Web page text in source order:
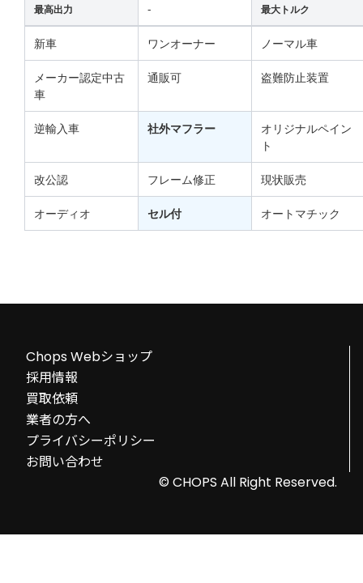
最高出力 - 最大トルク
新車 ワンオーナー ノーマル車
メーカー認定中古
車
通販可 盗難防止装置
逆輸入車 社外マフラー
オリジナルペイン
ト
改公認 フレーム修正 現状販売
オーディオ セル付 オートマチック
Chops Webショップ
採用情報
買取依頼
業者の方へ
プライバシーポリシー
お問い合わせ
© CHOPS All Right Reserved.